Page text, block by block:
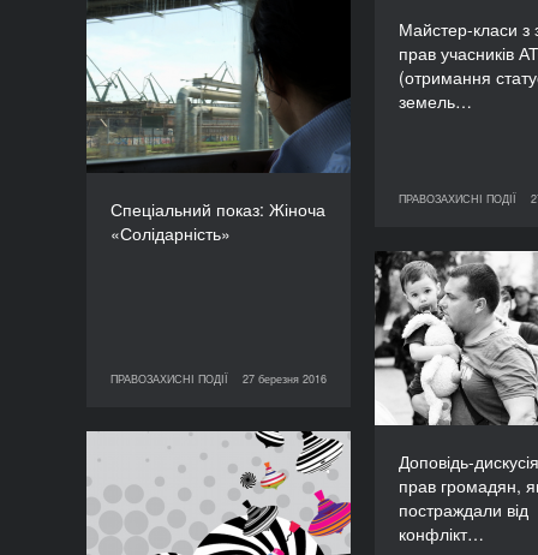
Майстер-класи з
прав учасників
(отримання
земель…
ПРАВОЗАХИСНІ ПОДІЇ
27 березня 2016
Спеціальний показ: Жіноча
«Солідарність»
ПРАВОЗАХИСНІ ПОДІЇ 27 березня 2016
Спеціальний показ:
Жіноча «Солідарність»
ТРИВАЛІСТЬ
120’
ПРАВОЗАХИСНІ ПОДІЇ
27 березня 2016
Доповідь-
прав громадян,
постраждали від
конфлікт…
«Захист прав
які
заручники,
Спільно з
Презентація проекту «Ті,
що пережили пекло»
ТРИВАЛІСТЬ
90’